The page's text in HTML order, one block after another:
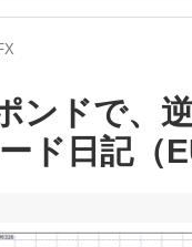
ンドで、
ド日記（